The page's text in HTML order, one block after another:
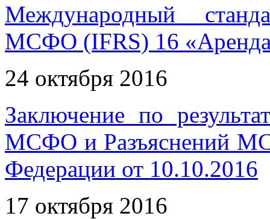
Международный
МСФО (IFRS) 16
24 октября 2016
Заключение по
МСФО и Разъяснений
Федерации от 10.10.2016
17 октября 2016